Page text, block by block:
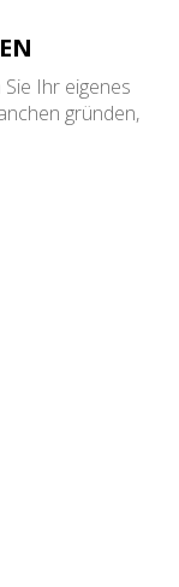
Ihr eigenes
gründen,